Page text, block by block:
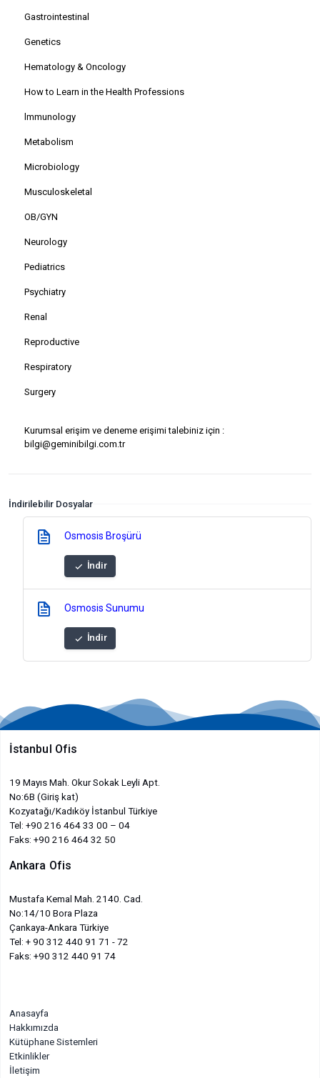
Gastrointestinal
Genetics
Hematology & Oncology
How to Learn in the Health Professions
lmmunology
Metabolism
Microbiology
Musculoskeletal
OB/GYN
Neurology
Pediatrics
Psychiatry
Renal
Reproductive
Respiratory
Surgery
Kurumsal erişim ve deneme erişimi talebiniz için :
bilgi@geminibilgi.com.tr
İndirilebilir Dosyalar
Osmosis Broşürü
İndir
Osmosis Sunumu
İndir
İstanbul Ofis
19 Mayıs Mah. Okur Sokak Leyli Apt.
No:6B (Giriş kat)
Kozyatağı/Kadıköy İstanbul Türkiye
Tel: +90 216 464 33 00 – 04
Faks: +90 216 464 32 50
Ankara Ofis
Mustafa Kemal Mah. 2140. Cad.
No:14/10 Bora Plaza
Çankaya-Ankara Türkiye
Tel: + 90 312 440 91 71 - 72
Faks: +90 312 440 91 74
Anasayfa
Hakkımızda
Kütüphane Sistemleri
Etkinlikler
İletişim